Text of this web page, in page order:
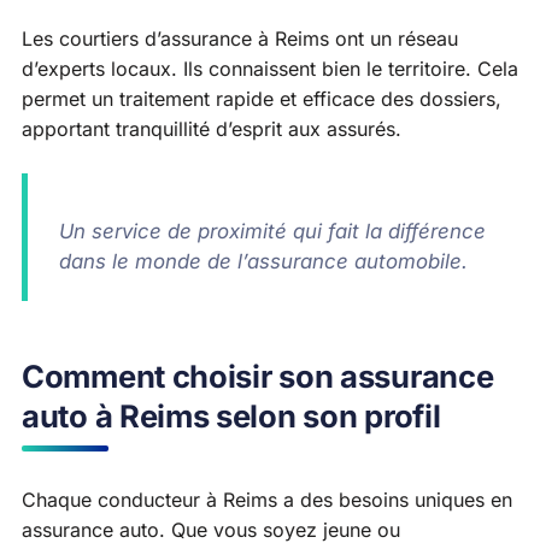
Les courtiers d’assurance à Reims ont un réseau
d’experts locaux. Ils connaissent bien le territoire. Cela
permet un traitement rapide et efficace des dossiers,
apportant tranquillité d’esprit aux assurés.
Un service de proximité qui fait la différence
dans le monde de l’assurance automobile.
Comment choisir son assurance
auto à Reims selon son profil
Chaque conducteur à Reims a des besoins uniques en
assurance auto. Que vous soyez jeune ou